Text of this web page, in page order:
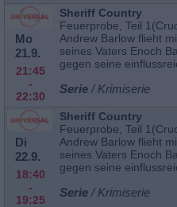
Mo
21.9.
21:45
-
22:30
Sheriff Country
Feuerprobe, Teil
Andrew Barlow flieht
seines Vaters Enoch
gegen seine
Serie / Krimiserie
Di
22.9.
18:40
-
19:25
Sheriff Country
Feuerprobe, Teil
Andrew Barlow flieht
seines Vaters Enoch
gegen seine
Serie / Krimiserie